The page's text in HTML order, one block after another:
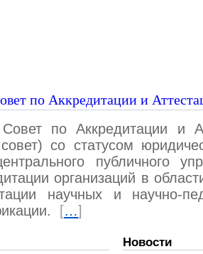
по Аккредитации и
по Аккредитации и
со статусом
публичного
организаций в
научных и научно-
[…]
Новости